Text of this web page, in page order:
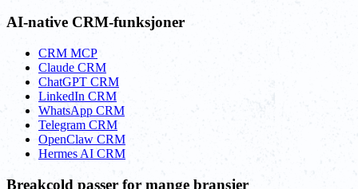
AI-native CRM-funksjoner
CRM MCP
Claude CRM
ChatGPT CRM
LinkedIn CRM
WhatsApp CRM
Telegram CRM
OpenClaw CRM
Hermes AI CRM
Breakcold passer for mange bransjer